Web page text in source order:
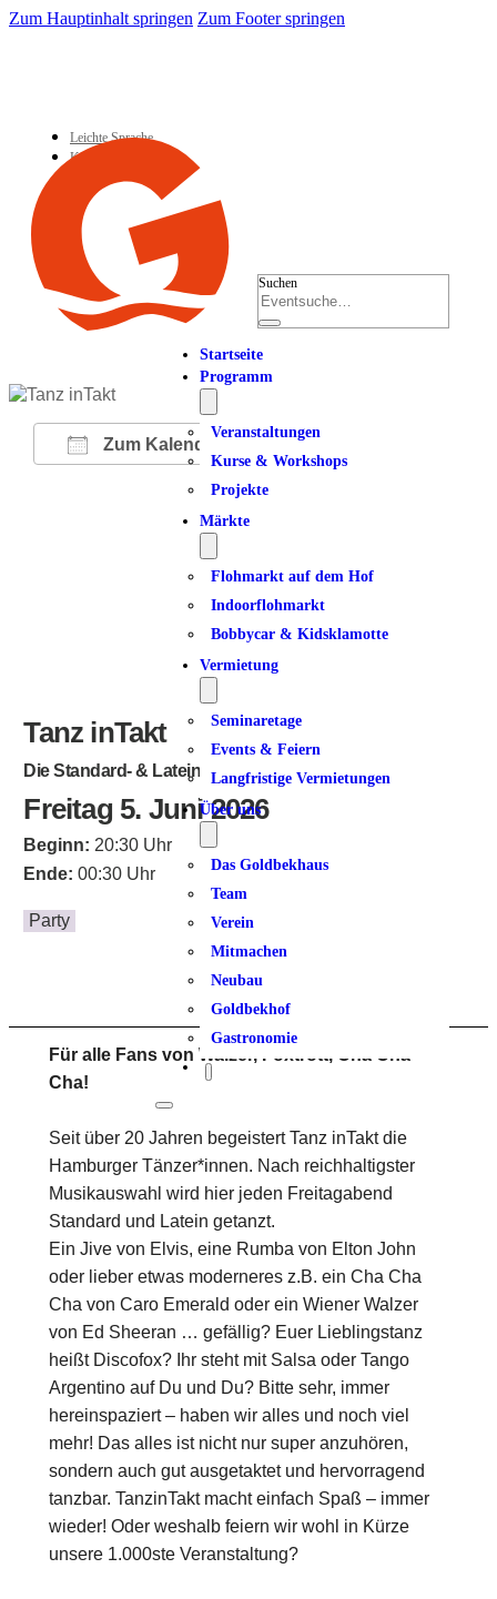
Zum Hauptinhalt springen Zum Footer springen
Leichte Sprache
Kontakt
Suchen
Startseite
Programm
Veranstaltungen
Kurse & Workshops
Projekte
Märkte
Flohmarkt auf dem Hof
Indoorflohmarkt
Bobbycar & Kidsklamotte
Vermietung
Seminaretage
Events & Feiern
Langfristige Vermietungen
Über uns
Das Goldbekhaus
Team
Verein
Mitmachen
Neubau
Goldbekhof
Gastronomie
Zum Kalender hinzufügen
ICS herunterladen
Google Kalender
iCalendarOffice 365
Tanz inTakt
Die Standard- & Lateintanzparty
Freitag 5. Juni 2026
Beginn: 20:30 Uhr
Ende:00:30 Uhr
Party
Für alle Fans von Walzer, Foxtrott, Cha Cha
Cha!
Seit über 20 Jahren begeistert Tanz inTakt die
Hamburger Tänzer*innen. Nach reichhaltigster
Musikauswahl wird hier jeden Freitagabend
Standard und Latein getanzt.
Ein Jive von Elvis, eine Rumba von Elton John
oder lieber etwas moderneres z.B. ein Cha Cha
Cha von Caro Emerald oder ein Wiener Walzer
von Ed Sheeran … gefällig? Euer Lieblingstanz
heißt Discofox? Ihr steht mit Salsa oder Tango
Argentino auf Du und Du? Bitte sehr, immer
hereinspaziert – haben wir alles und noch viel
mehr! Das alles ist nicht nur super anzuhören,
sondern auch gut ausgetaktet und hervorragend
tanzbar. TanzinTakt macht einfach Spaß – immer
wieder! Oder weshalb feiern wir wohl in Kürze
unsere 1.000ste Veranstaltung?